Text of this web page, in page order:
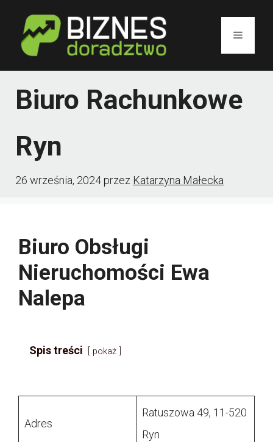
treści
Menu
Biuro Rachunkowe
Ryn
26 września, 2024przez Katarzyna Małecka
Biuro Obsługi
Nieruchomości Ewa
Nalepa
Spis treści pokaż
Adres
Ratuszowa 49, 11-520
Ryn